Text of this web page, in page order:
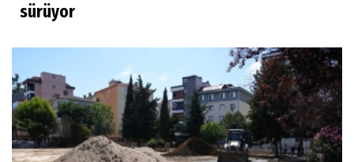
sürüyor